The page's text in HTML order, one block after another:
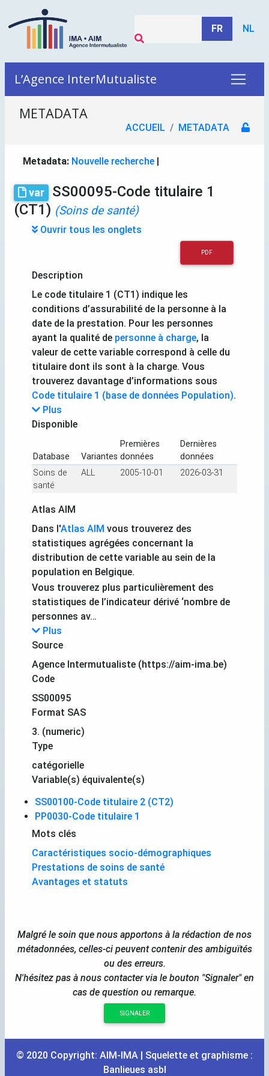
FR NL
L’Agence InterMutualiste
METADATA
ACCUEIL METADATA
Metadata: Nouvelle recherche |
var
SS00095-Code titulaire 1
(CT1) (Soins de santé)
Ouvrir tous les onglets
PDF
Description
Le code titulaire 1 (CT1) indique les
conditions d’assurabilité de la personne à la
date de la prestation. Pour les personnes
ayant la qualité de personne à charge, la
valeur de cette variable correspond à celle du
titulaire dont ils sont à la charge. Vous
trouverez davantage d’informations sous
Code titulaire 1 (base de données Population).
Plus
Disponible
Database Variantes
Premières
données
Dernières
données
Soins de
santé
ALL 2005-10-01 2026-03-31
Atlas AIM
Dans l'Atlas AIM vous trouverez des
statistiques agrégées concernant la
distribution de cette variable au sein de la
population en Belgique.
Vous trouverez plus particulièrement des
statistiques de l’indicateur dérivé ‘nombre de
personnes av…
Plus
Source
Agence Intermutualiste (https://aim-ima.be)
Code
SS00095
Format SAS
3. (numeric)
Type
catégorielle
Variable(s) équivalente(s)
SS00100-Code titulaire 2 (CT2)
PP0030-Code titulaire 1
Mots clés
Caractéristiques socio-démographiques
Prestations de soins de santé
Avantages et statuts
Malgré le soin que nous apportons à la rédaction de nos
métadonnées, celles-ci peuvent contenir des ambiguïtés
ou des erreurs.
N'hésitez pas à nous contacter via le bouton "Signaler" en
cas de question ou remarque.
SIGNALER
© 2020 Copyright: AIM-IMA | Squelette et graphisme :
Banlieues asbl